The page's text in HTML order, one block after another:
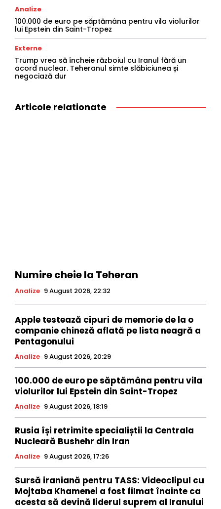
Analize
100.000 de euro pe săptămâna pentru vila violurilor
lui Epstein din Saint-Tropez
Externe
Trump vrea să încheie războiul cu Iranul fără un
acord nuclear. Teheranul simte slăbiciunea și
negociază dur
Articole relationate
Numire cheie la Teheran
Analize 9 August 2026, 22:32
Apple testează cipuri de memorie de la o
companie chineză aflată pe lista neagră a
Pentagonului
Analize 9 August 2026, 20:29
100.000 de euro pe săptămâna pentru vila
violurilor lui Epstein din Saint-Tropez
Analize 9 August 2026, 18:19
Rusia își retrimite specialiștii la Centrala
Nucleară Bushehr din Iran
Analize 9 August 2026, 17:26
Sursă iraniană pentru TASS: Videoclipul cu
Mojtaba Khamenei a fost filmat înainte ca
acesta să devină liderul suprem al Iranului